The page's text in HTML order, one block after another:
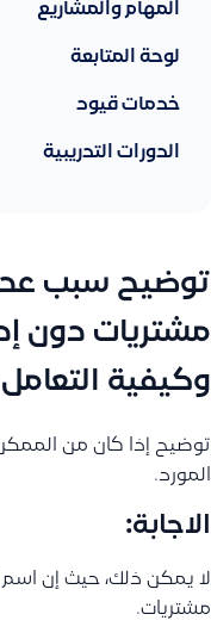
المهام والمشاريع
لوحة المتابعة
خدمات قيود
الدورات التدريبية
توضيح سبب عدم
مشتريات دون
وكيفية
توضيح إذا كان من
المورد.
الاجابة:
لا يمكن ذلك، حيث إن اسم
مشتريات.